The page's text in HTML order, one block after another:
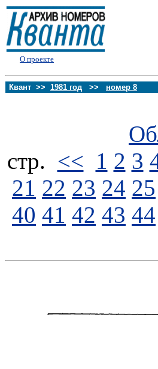
О проекте
Квант >> 1981 год >> номер 8
стp. << 1 2 3
21 22 23 24 25
40 41 42 43 44